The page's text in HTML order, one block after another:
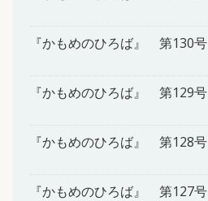
『かもめのひろば』 第130号
『かもめのひろば』 第129号
『かもめのひろば』 第128号
『かもめのひろば』 第127号